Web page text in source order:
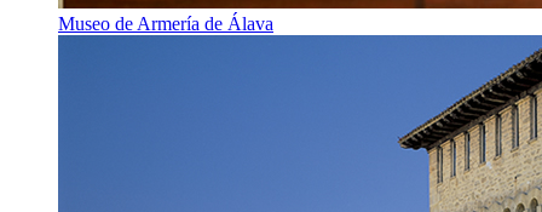
Museo de Armería de Álava